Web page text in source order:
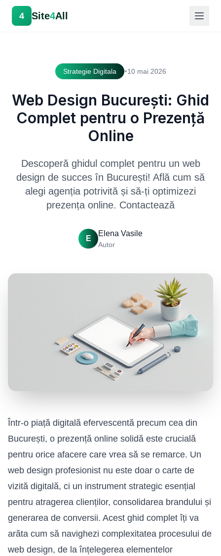
4 Site4All
Strategie Digitala •10 mai 2026
Web Design București: Ghid
Complet pentru o Prezență
Online
Descoperă ghidul complet pentru un web
design de succes în București! Află cum să
alegi agenția potrivită și să-ți optimizezi
prezența online. Contactează
E
Elena Vasile
Autor
Într-o piață digitală efervescentă precum cea din
București, o prezență online solidă este crucială
pentru orice afacere care vrea să se remarce. Un
web design profesionist nu este doar o carte de
vizită digitală, ci un instrument strategic esențial
pentru atragerea clienților, consolidarea brandului și
generarea de conversii. Acest ghid complet îți va
arăta cum să navighezi complexitatea procesului de
web design, de la înțelegerea elementelor